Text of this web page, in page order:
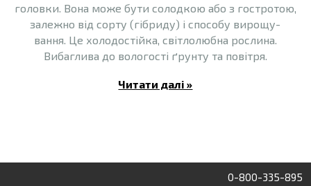
головки. Вона може бути солодкою або з гостротою,
залежно від сорту (гібриду) і способу вирощу-
вання. Це холодостійка, світлолюбна рослина.
Вибаглива до вологості ґрунту та повітря.
Читати далі »
0-800-335-895